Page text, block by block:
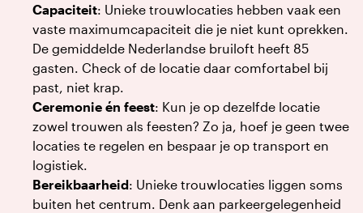
Capaciteit: Unieke trouwlocaties hebben vaak een
vaste maximumcapaciteit die je niet kunt oprekken.
De gemiddelde Nederlandse bruiloft heeft 85
gasten. Check of de locatie daar comfortabel bij
past, niet krap.
Ceremonie én feest: Kun je op dezelfde locatie
zowel trouwen als feesten? Zo ja, hoef je geen twee
locaties te regelen en bespaar je op transport en
logistiek.
Bereikbaarheid: Unieke trouwlocaties liggen soms
buiten het centrum. Denk aan parkeergelegenheid